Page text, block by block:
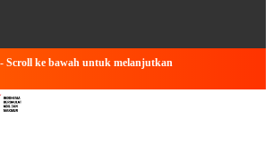
Scroll ke bawah untuk melanjutkan